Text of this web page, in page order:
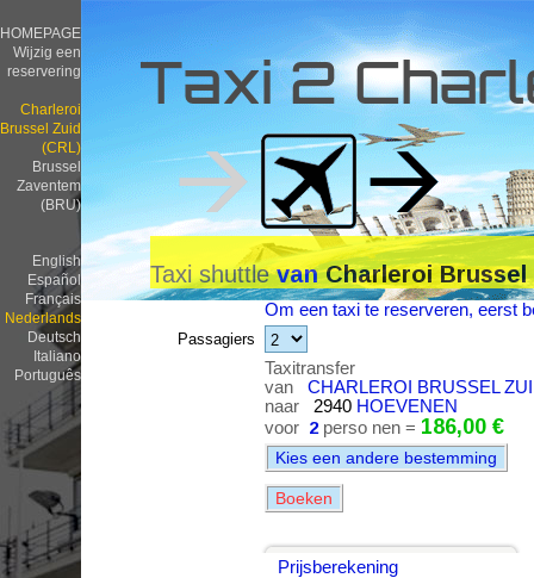
HOMEPAGE
Wijzig een
reservering
Charleroi
Brussel Zuid
(CRL)
Brussel
Zaventem
(BRU)
English
Español
Français
Nederlands
Deutsch
Italiano
Português
Taxi 2
Taxi shuttlevan Charleroi Brussel
Om een taxi te reserveren, eerst
Passagiers
Taxitransfer
van CHARLEROI BRUSSEL
naar 2940 HOEVENEN
voor 2 perso nen = 186,00 €
Prijsberekening